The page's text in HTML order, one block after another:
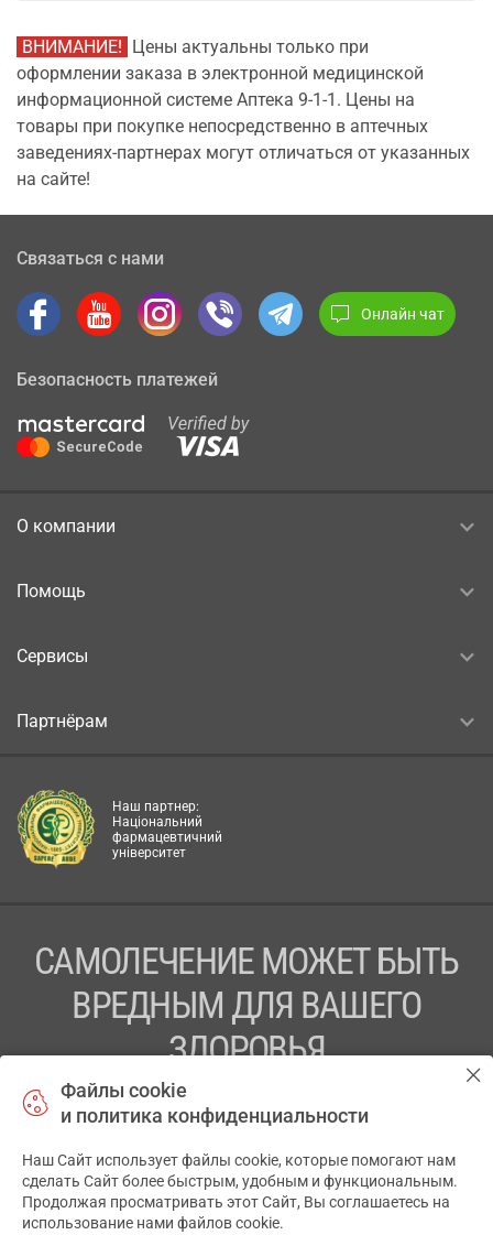
ВНИМАНИЕ! Цены актуальны только при
оформлении заказа в электронной медицинской
информационной системе Аптека 9-1-1. Цены на
товары при покупке непосредственно в аптечных
заведениях-партнерах могут отличаться от указанных
на сайте!
Связаться с нами
Онлайн чат
Безопасность платежей
О компании
Помощь
Сервисы
Партнёрам
Наш партнер:
Національний
фармацевтичний
університет
САМОЛЕЧЕНИЕ МОЖЕТ БЫТЬ
ВРЕДНЫМ ДЛЯ ВАШЕГО
ЗДОРОВЬЯ
ПЕРЕД ПРИМЕНЕНИЕМ ПРЕПАРАТА
ПРОКОНСУЛЬТИРУЙТЕСЬ С ВРАЧОМ
ТОВ «АПТЕКА 911.ЮА» Код ЄДРПОУ 43631965.
Отказ от ответственности
Файлы cookie
и политика конфиденциальности
Наш Сайт использует файлы cookie, которые помогают нам
сделать Сайт более быстрым, удобным и функциональным.
Продолжая просматривать этот Сайт, Вы соглашаетесь на
использование нами файлов cookie.
✕